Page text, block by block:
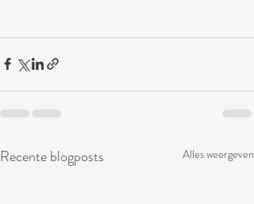
Recente blogposts Alles weergeven